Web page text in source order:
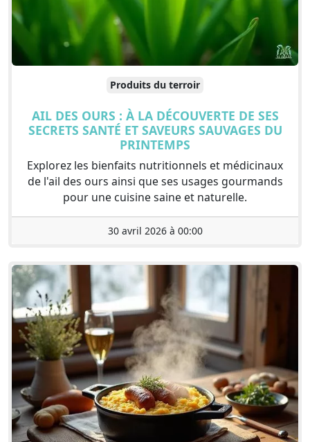
Produits du terroir
AIL DES OURS : À LA DÉCOUVERTE DE SES
SECRETS SANTÉ ET SAVEURS SAUVAGES DU
PRINTEMPS
Explorez les bienfaits nutritionnels et médicinaux
de l'ail des ours ainsi que ses usages gourmands
pour une cuisine saine et naturelle.
30 avril 2026 à 00:00